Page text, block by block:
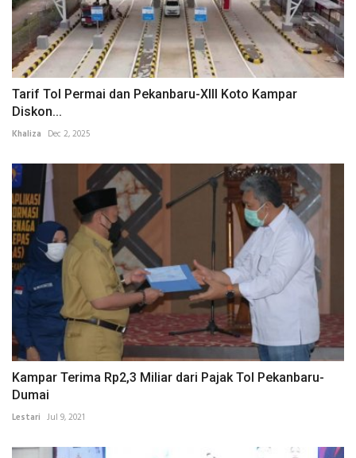
Tarif Tol Permai dan Pekanbaru-XIII Koto Kampar
Diskon...
Khaliza Dec 2, 2025
Kampar Terima Rp2,3 Miliar dari Pajak Tol Pekanbaru-
Dumai
Lestari Jul 9, 2021